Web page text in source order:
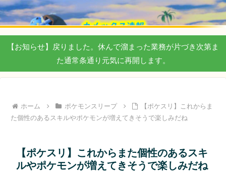
【お知らせ】戻りました。休んで溜まった業務が片づき次第ま
た通常条通り元気に再開します。
ホーム ポケモンスリープ
【ポケスリ】これからま
た個性のあるスキルやポケモンが増えてきそうで楽しみだね
【ポケスリ】これからまた個性のあるスキ
ルやポケモンが増えてきそうで楽しみだね